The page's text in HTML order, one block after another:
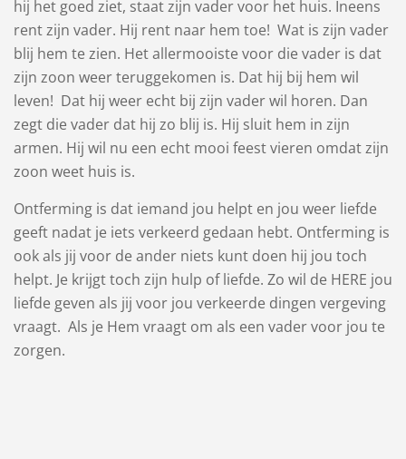
hij het goed ziet, staat zijn vader voor het huis. Ineens
rent zijn vader. Hij rent naar hem toe! Wat is zijn vader
blij hem te zien. Het allermooiste voor die vader is dat
zijn zoon weer teruggekomen is. Dat hij bij hem wil
leven! Dat hij weer echt bij zijn vader wil horen. Dan
zegt die vader dat hij zo blij is. Hij sluit hem in zijn
armen. Hij wil nu een echt mooi feest vieren omdat zijn
zoon weet huis is.
Ontferming is dat iemand jou helpt en jou weer liefde
geeft nadat je iets verkeerd gedaan hebt. Ontferming is
ook als jij voor de ander niets kunt doen hij jou toch
helpt. Je krijgt toch zijn hulp of liefde. Zo wil de HERE jou
liefde geven als jij voor jou verkeerde dingen vergeving
vraagt. Als je Hem vraagt om als een vader voor jou te
zorgen.